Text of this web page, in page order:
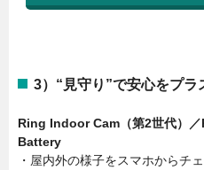
3）“見守り”で安心をプラ
Ring Indoor Cam（第2世代）
Battery
・屋内外の様子をスマホからチ